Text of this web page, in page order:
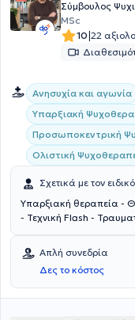
Σύμβουλος
MSc
10|22
Ανησυχία και αγωνία
Υπαρξιακή
Προσωποκεντρική
Ολιστική
Σχετικά με τον ειδικό
Υπαρξιακή θεραπεία -
- Τεχνική Flash -
Απλή συνεδρία
Δες το κόστος